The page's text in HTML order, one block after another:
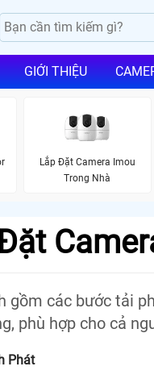
GIỚI THIỆU
Lắp Đặt Camera Imou
Trong Nhà
gồm các bước tải
phù hợp cho cả
Phát